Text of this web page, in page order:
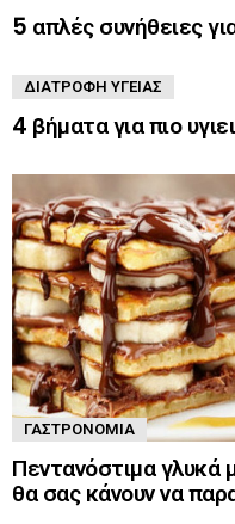
5 απλές συνήθειες
ΔΙΑΤΡΟΦΉ ΥΓΕΊΑΣ
4 βήματα για πιο
ΓΑΣΤΡΟΝΟΜΊΑ
Πεντανόστιμα γλυκά
θα σας κάνουν να